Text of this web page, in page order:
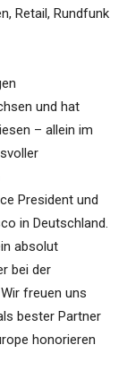
Retail, Rundfunk
und hat
– allein im
President und
in Deutschland.
absolut
bei der
freuen uns
bester Partner
honorieren